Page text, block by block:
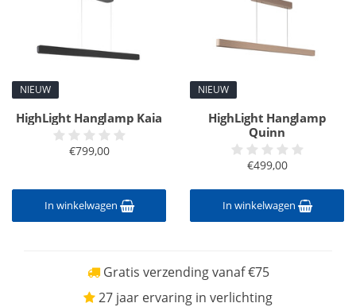
NIEUW
HighLight Hanglamp Kaia
€799,00
In winkelwagen
NIEUW
HighLight Hanglamp
Quinn
€499,00
In winkelwagen
Gratis verzending vanaf €75
27 jaar ervaring in verlichting